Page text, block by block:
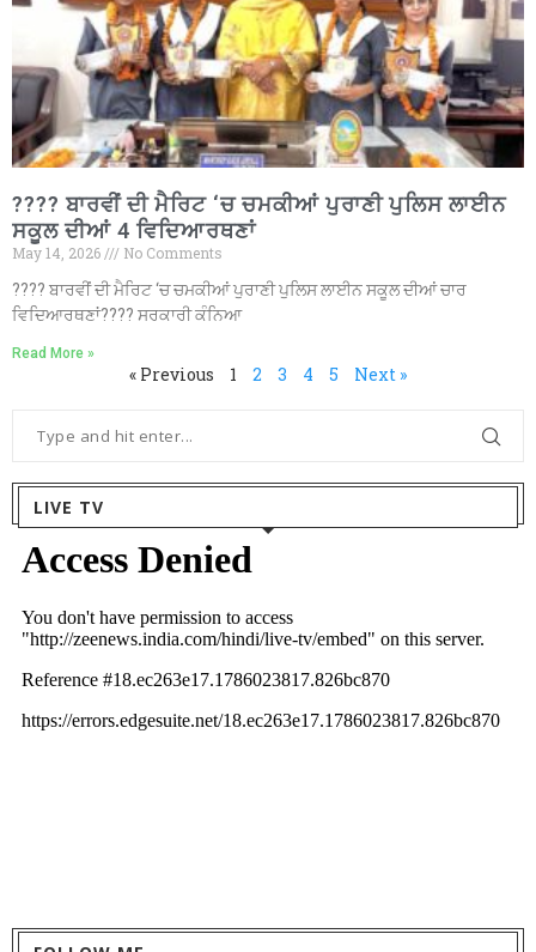
???? ਬਾਰਵੀਂ ਦੀ ਮੈਰਿਟ ‘ਚ ਚਮਕੀਆਂ ਪੁਰਾਣੀ ਪੁਲਿਸ ਲਾਈਨ
ਸਕੂਲ ਦੀਆਂ 4 ਵਿਦਿਆਰਥਣਾਂ
May 14, 2026
No Comments
???? ਬਾਰਵੀਂ ਦੀ ਮੈਰਿਟ ‘ਚ ਚਮਕੀਆਂ ਪੁਰਾਣੀ ਪੁਲਿਸ ਲਾਈਨ ਸਕੂਲ ਦੀਆਂ ਚਾਰ
ਵਿਦਿਆਰਥਣਾਂ???? ਸਰਕਾਰੀ ਕੰਨਿਆ
Read More »
« Previous 1 2 3 4 5 Next »
LIVE TV